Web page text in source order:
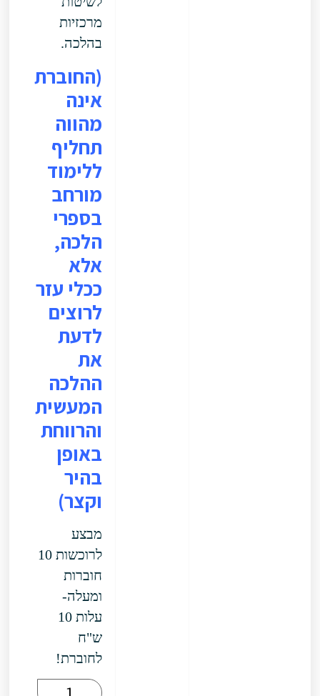
מרכזיות
בהלכה.
(החוברת
אינה
מהווה
תחליף
ללימוד
מורחב
בספרי
הלכה,
אלא
ככלי עזר
לרוצים
לדעת
את
ההלכה
המעשית
והרווחת
באופן
בהיר
וקצר)
מבצע
לרוכשות 10
חוברות
ומעלה-
עלות 10
ש"ח
לחוברת!